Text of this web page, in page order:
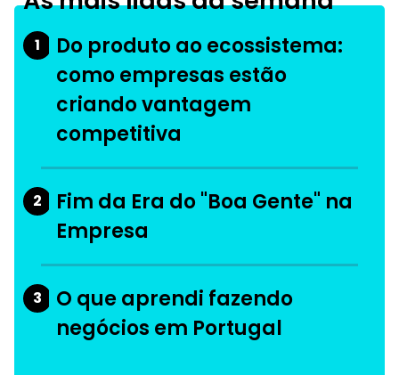
1
Do produto ao ecossistema:
como empresas estão
criando vantagem
competitiva
2
Fim da Era do "Boa Gente" na
Empresa
3
O que aprendi fazendo
negócios em Portugal